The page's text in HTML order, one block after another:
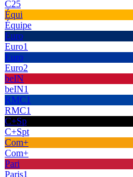
C25
Équi
Équipe
Euro
Euro1
Euro
Euro2
beIN
beIN1
RMC1
RMC1
C+Sp
C+Spt
Com+
Com+
Pari
Paris1